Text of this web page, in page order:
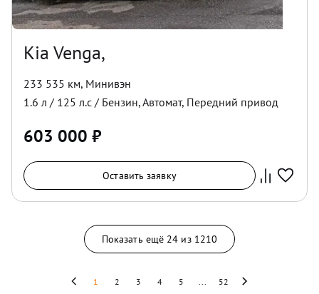
Kia Venga,
233 535 км, Минивэн
1.6 л / 125 л.с / Бензин,Автомат, Передний привод
603 000 ₽
Оставить заявку
Показать ещё 24 из 1210
1 2 3 4 5 52